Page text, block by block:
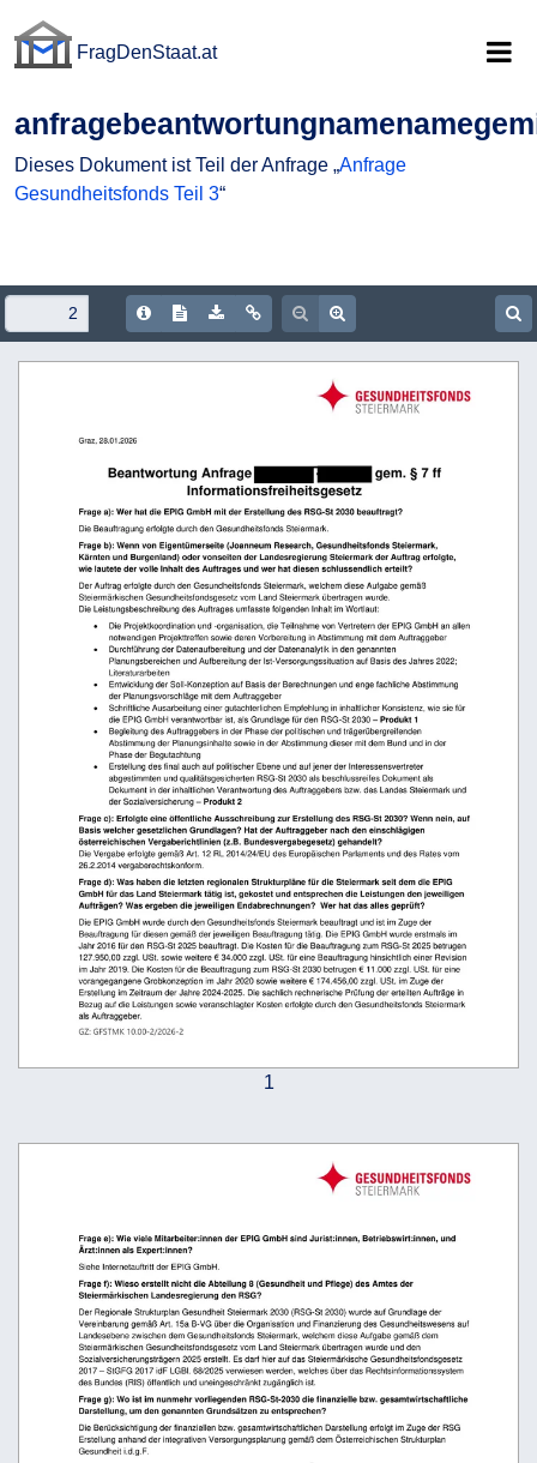
FragDenStaat.at
Dieses Dokument ist Teil der Anfrage „Anfrage
Gesundheitsfonds Teil 3“
Document Info
Show/hide Text
Download PDF
Copy document URL
Zoom out
                          
                 
                             
 
                                                                                        
                                                                  
                                                                                                         
                                                                                         
                                                  
   
 
                                                                                                                             
                                                             
                                                           
                                                                                                                              
                                                                          
                                                                                
1
Frage e): Wie viele Mitarbeiter:innen der EPIG GmbH sind Jurist:innen, Betriebswirt:innen, und
Ärzt:innen als Expert:innen?
Siehe Internetauftritt der EPIG GmbH.
Frage f): Wieso erstellt nicht die Abteilung 8 (Gesundheit und Pflege) des Amtes der
Steiermärkischen Landesregierung den RSG?
Der Regionale Strukturplan Gesundheit Steiermark 2030 (RSG-St 2030) wurde auf Grundlage der
Vereinbarung gemäß Art. 15a B-VG über die Organisation und Finanzierung des Gesundheitswesens auf
Landesebene zwischen dem Gesundheitsfonds Steiermark, welchem diese Aufgabe gemäß dem
Steiermärkischen Gesundheitsfondsgesetz vom Land Steiermark übertragen wurde und den
Sozialversicherungsträgern 2025 erstellt. Es darf hier auf das Steiermärkische Gesundheitsfondsgesetz
2017 – StGFG 2017 idF LGBl. 68/2025 verwiesen werden, welches über das Rechtsinformationssystem
des Bundes (RIS) öffentlich und uneingeschränkt zugänglich ist.
Frage g): Wo ist im nunmehr vorliegenden RSG-St-2030 die finanzielle bzw. gesamtwirtschaftliche
Darstellung, um den genannten Grundsätzen zu entsprechen?
Die Berücksichtigung der finanziellen bzw. gesamtwirtschaftlichen Darstellung erfolgt im Zuge der RSG
Erstellung anhand der integrativen Versorgungsplanung gemäß dem Österreichischen Strukturplan
Gesundheit i.d.g.F.